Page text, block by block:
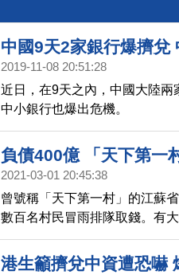
中國9天2家銀行爆擠兌
2019-11-08 20:51:28
近日，在9天之內，中國大陸
中小銀行也爆出危機。
負債400億 「天下第一
2021-03-01 20:45:38
曾號稱「天下第一村」的江蘇
數百名村民冒雨排隊取錢。有
而破產。
港生籲擠兌中資遭恐嚇